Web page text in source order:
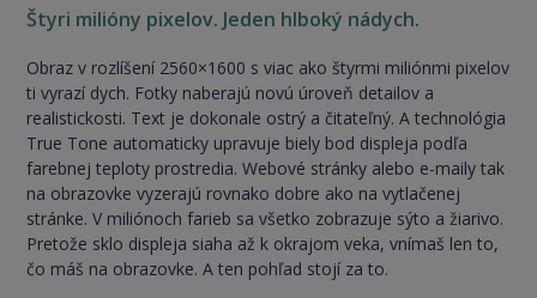
Štyri milióny pixelov. Jeden hlboký nádych.
Obraz v rozlíšení 2560×1600 s viac ako štyrmi miliónmi pixelov
ti vyrazí dych. Fotky naberajú novú úroveň detailov a
realistickosti. Text je dokonale ostrý a čitateľný. A technológia
True Tone automaticky upravuje biely bod displeja podľa
farebnej teploty prostredia. Webové stránky alebo e-maily tak
na obrazovke vyzerajú rovnako dobre ako na vytlačenej
stránke. V miliónoch farieb sa všetko zobrazuje sýto a žiarivo.
Pretože sklo displeja siaha až k okrajom veka, vnímaš len to,
čo máš na obrazovke. A ten pohľad stojí za to.